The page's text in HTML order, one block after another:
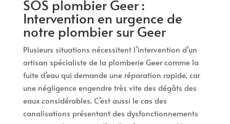
SOS plombier Geer :
Intervention en urgence de
notre plombier sur Geer
Plusieurs situations nécessitent l’intervention d’un
artisan spécialiste de la plomberie Geer comme la
fuite d’eau qui demande une réparation rapide, car
une négligence engendre très vite des dégâts des
eaux considérables. C’est aussi le cas des
canalisations présentant des dysfonctionnements